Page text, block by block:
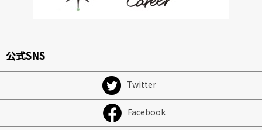
公式SNS
Twitter
Facebook